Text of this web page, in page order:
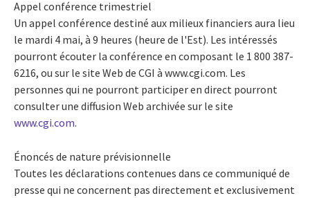
Appel conférence trimestriel
Un appel conférence destiné aux milieux financiers aura lieu
le mardi 4 mai, à 9 heures (heure de l'Est). Les intéressés
pourront écouter la conférence en composant le 1 800 387-
6216, ou sur le site Web de CGI à www.cgi.com. Les
personnes qui ne pourront participer en direct pourront
consulter une diffusion Web archivée sur le site
www.cgi.com.
Énoncés de nature prévisionnelle
Toutes les déclarations contenues dans ce communiqué de
presse qui ne concernent pas directement et exclusivement